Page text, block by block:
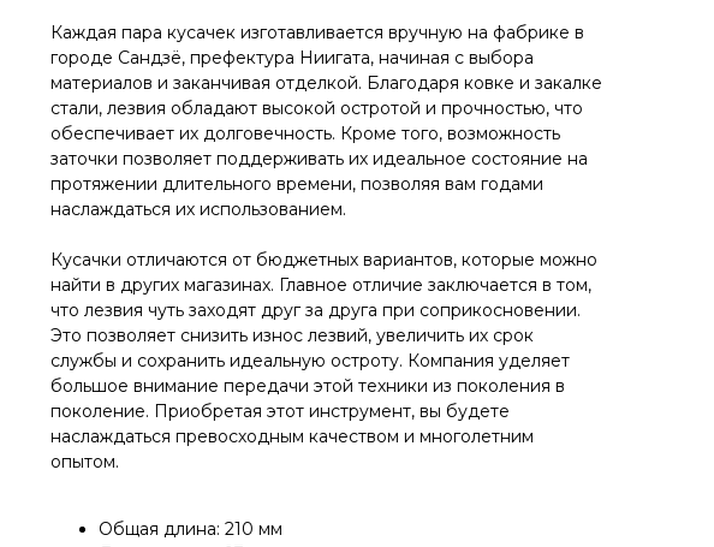
Каждая пара кусачек изготавливается вручную на фабрике в
городе Сандзё, префектура Ниигата, начиная с выбора
материалов и заканчивая отделкой. Благодаря ковке и закалке
стали, лезвия обладают высокой остротой и прочностью, что
обеспечивает их долговечность. Кроме того, возможность
заточки позволяет поддерживать их идеальное состояние на
протяжении длительного времени, позволяя вам годами
наслаждаться их использованием.
Кусачки отличаются от бюджетных вариантов, которые можно
найти в других магазинах. Главное отличие заключается в том,
что лезвия чуть заходят друг за друга при соприкосновении.
Это позволяет снизить износ лезвий, увеличить их срок
службы и сохранить идеальную остроту. Компания уделяет
большое внимание передачи этой техники из поколения в
поколение. Приобретая этот инструмент, вы будете
наслаждаться превосходным качеством и многолетним
опытом.
Общая длина: 210 мм